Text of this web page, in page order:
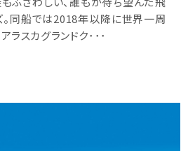
同船では2018年以降に世界一周
ラスカグランドク･･･